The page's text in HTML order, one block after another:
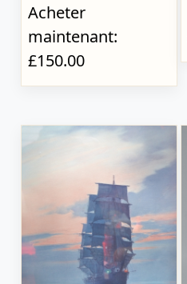
Acheter
maintenant:
£150.00